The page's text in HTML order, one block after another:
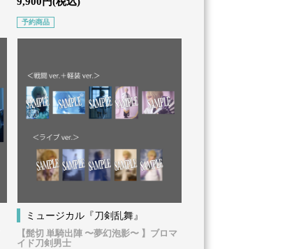
予約商品
ミュージカル『刀剣乱舞』
【髭切 単騎出陣 〜夢幻泡影〜 】ブロマ
イド刀剣男士